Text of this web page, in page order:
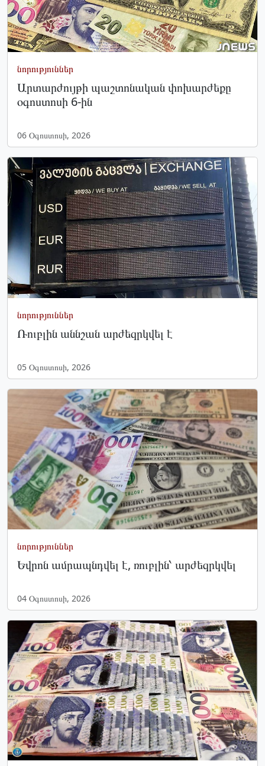
նորություններ
Արտարժույթի պաշտոնական փոխարժեքը
օգոստոսի 6-ին
06 Օգոստոսի, 2026
նորություններ
Ռուբլին աննշան արժեզրկվել է
05 Օգոստոսի, 2026
նորություններ
Եվրոն ամրապնդվել է, ռուբլին՝ արժեզրկվել
04 Օգոստոսի, 2026